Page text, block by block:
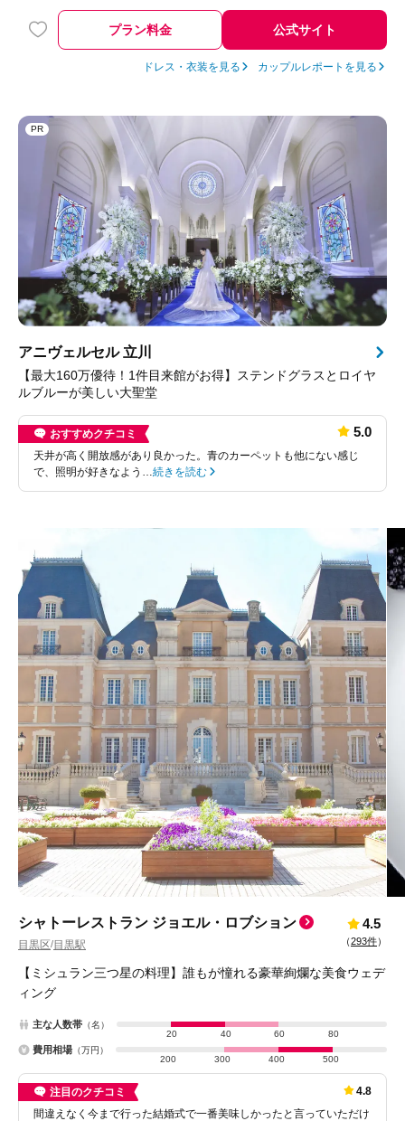
プラン料金 公式サイト
ドレス・衣装を見る カップルレポートを見る
PR
アニヴェルセル 立川
【最大160万優待！1件目来館がお得】ステンドグラスとロイヤ
ルブルーが美しい大聖堂
おすすめクチコミ 5.0
天井が高く開放感があり良かった。青のカーペットも他にない感じ
で、照明が好きなよう… 続きを読む
シャトーレストラン ジョエル・ロブション
目黒区/目黒駅
4.5
（293件）
【ミシュラン三つ星の料理】誰もが憧れる豪華絢爛な美食ウェデ
ィング
主な人数帯 （名）
20
40 60 80
費用相場 （万円）
200
300 400 500
注目のクチコミ
4.8
間違えなく今まで行った結婚式で一番美味しかったと言っていただけ